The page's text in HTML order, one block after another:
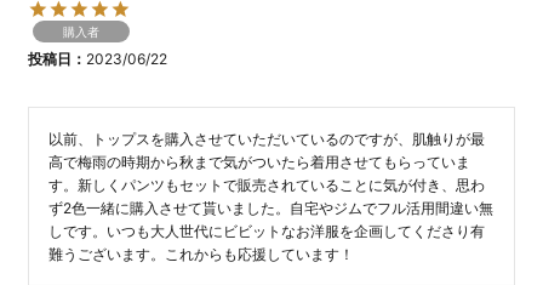
購入者
投稿日 2023/06/22
以前、トップスを購入させていただいているのですが、肌触りが最
高で梅雨の時期から秋まで気がついたら着用させてもらっていま
す。新しくパンツもセットで販売されていることに気が付き、思わ
ず2色一緒に購入させて貰いました。自宅やジムでフル活用間違い無
しです。いつも大人世代にビビットなお洋服を企画してくださり有
難うございます。これからも応援しています！